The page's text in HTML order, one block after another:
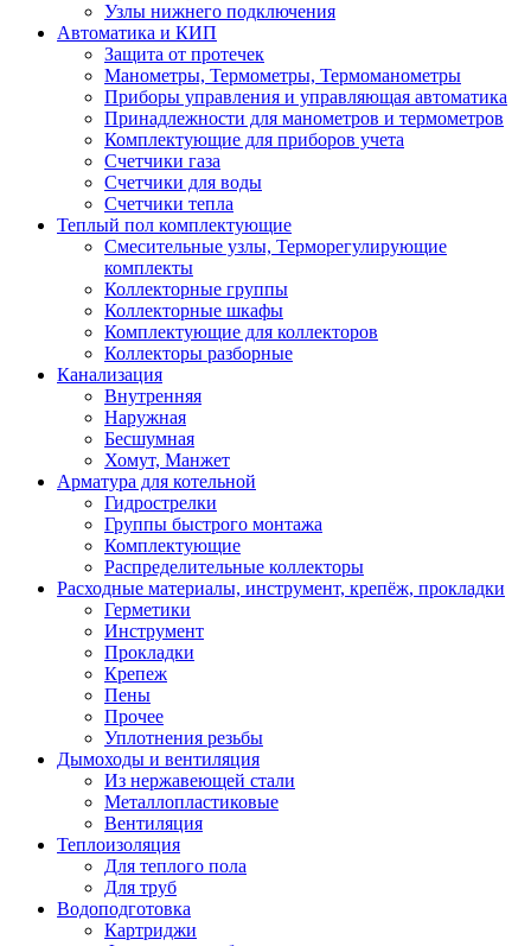
Узлы нижнего подключения
Автоматика и КИП
Защита от протечек
Манометры, Термометры, Термоманометры
Приборы управления и управляющая автоматика
Принадлежности для манометров и термометров
Комплектующие для приборов учета
Счетчики газа
Счетчики для воды
Счетчики тепла
Теплый пол комплектующие
Смесительные узлы, Терморегулирующие
комплекты
Коллекторные группы
Коллекторные шкафы
Комплектующие для коллекторов
Коллекторы разборные
Канализация
Внутренняя
Наружная
Бесшумная
Хомут, Манжет
Арматура для котельной
Гидрострелки
Группы быстрого монтажа
Комплектующие
Распределительные коллекторы
Расходные материалы, инструмент, крепёж, прокладки
Герметики
Инструмент
Прокладки
Крепеж
Пены
Прочее
Уплотнения резьбы
Дымоходы и вентиляция
Из нержавеющей стали
Металлопластиковые
Вентиляция
Теплоизоляция
Для теплого пола
Для труб
Водоподготовка
Картриджи